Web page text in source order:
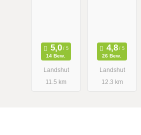
14 Bew.
Landshut
11.5 km
26 Bew.
Landshut
12.3 km